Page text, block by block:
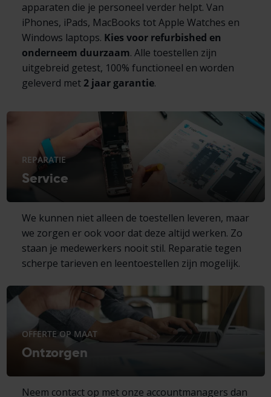
apparaten die je personeel verder helpt. Van
iPhones, iPads, MacBooks tot Apple Watches en
Windows laptops. Kies voor refurbished en
onderneem duurzaam. Alle toestellen zijn
uitgebreid getest, 100% functioneel en worden
geleverd met 2 jaar garantie.
REPARATIE
Service
We kunnen niet alleen de toestellen leveren, maar
we zorgen er ook voor dat deze altijd werken. Zo
staan je medewerkers nooit stil. Reparatie tegen
scherpe tarieven en leentoestellen zijn mogelijk.
OFFERTE OP MAAT
Ontzorgen
Neem contact op met onze accountmanagers dan